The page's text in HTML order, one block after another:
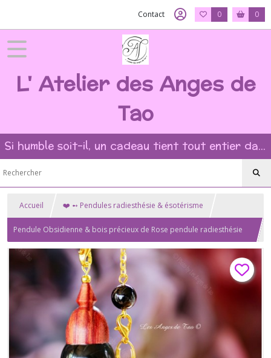
Contact 0 0
L' Atelier des Anges de
Tao
Si humble soit-il, un cadeau tient tout entier dans l'intention et la beauté du geste ?
Accueil ❤️ ➻ Pendules radiesthésie & ésotérisme
Pendule Obsidienne & bois précieux de Rose pendule radiesthésie
guérison divination